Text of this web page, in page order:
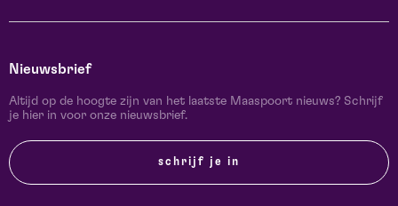
Nieuwsbrief
Altijd op de hoogte zijn van het laatste Maaspoort nieuws? Schrijf
je hier in voor onze nieuwsbrief.
schrijf je in